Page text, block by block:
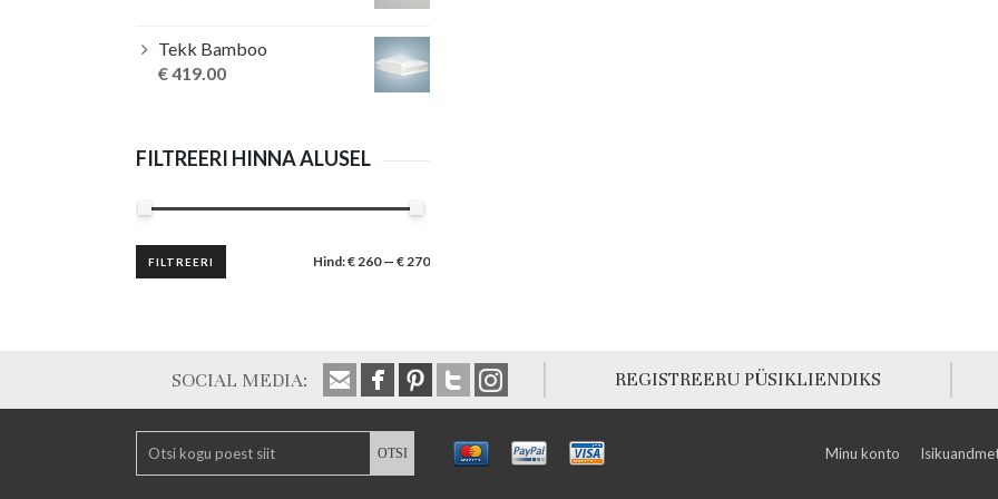
Tekk Bamboo
€419.00
FILTREERI HINNA ALUSEL
Minimaalne
hind
Maksimaalne
hind
FILTREERI Hind:€ 260— € 270
SOCIAL MEDIA: REGISTREERU PÜSIKLIENDIKS
Minu konto